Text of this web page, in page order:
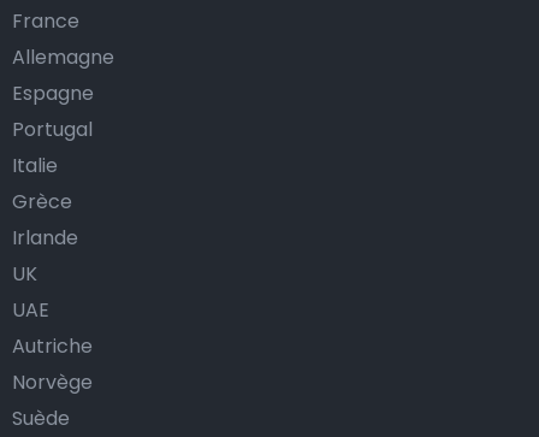
France
Allemagne
Espagne
Portugal
Italie
Grèce
Irlande
UK
UAE
Autriche
Norvège
Suède